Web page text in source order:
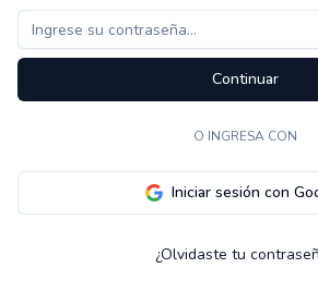
Continuar
O INGRESA CON
Iniciar sesión con
¿Olvidaste tu